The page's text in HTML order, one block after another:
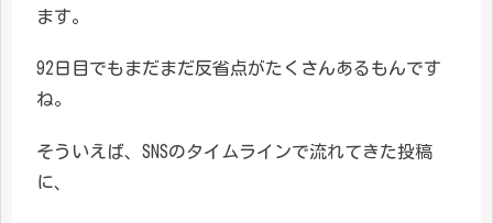
ます。
92日目でもまだまだ反省点がたくさんあるもんです
ね。
そういえば、SNSのタイムラインで流れてきた投稿
に、